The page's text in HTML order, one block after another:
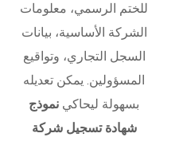
للختم الرسمي، معلومات
الشركة الأساسية، بيانات
السجل التجاري، وتواقيع
المسؤولين. يمكن تعديله
بسهولة ليحاكي نموذج
شهادة تسجيل شركة